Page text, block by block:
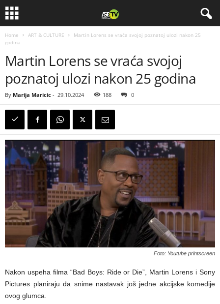
Home ART & CULTURE
Martin Lorens se vraća svojoj poznatoj ulozi nakon 25
godina
Martin Lorens se vraća svojoj
poznatoj ulozi nakon 25 godina
By Marija Maricic - 29.10.2024 188 0
Foto: Youtube printscreen
Nakon uspeha filma “Bad Boys: Ride or Die”, Martin Lorens i Sony
Pictures planiraju da snime nastavak još jedne akcijske komedije
ovog glumca.